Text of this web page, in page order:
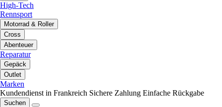
High-Tech
Rennsport
Motorrad & Roller
Cross
Abenteuer
Reparatur
Gepäck
Outlet
Marken
Kundendienst in Frankreich Sichere Zahlung Einfache Rückgabe
Suchen